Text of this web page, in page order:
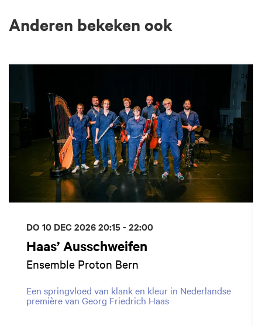
Anderen bekeken ook
Haas’ Ausschweifen
Ensemble Proton Bern
Een springvloed van klank en kleur in Nederlandse
première van Georg Friedrich Haas
DO 10 DEC 202620:15 - 22:00